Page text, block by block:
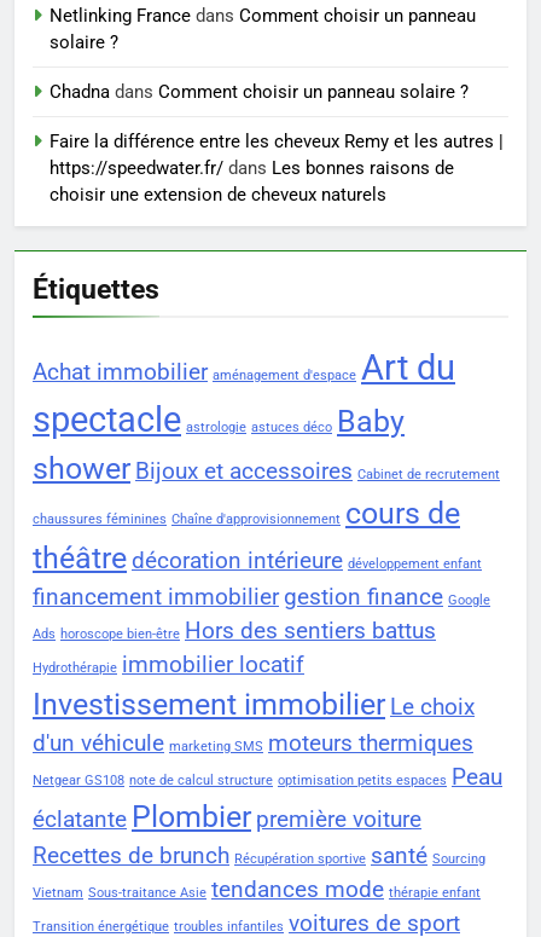
exercices
BIEN ÊTRE
8
trouver un accompagnement
sérieux à un tarif juste ?
BIEN ÊTRE
Netlinking France dans Comment choisir un panneau
solaire ?
Chadna dans Comment choisir un panneau solaire ?
Faire la différence entre les cheveux Remy et les autres |
https://speedwater.fr/ dans Les bonnes raisons de
choisir une extension de cheveux naturels
Étiquettes
Achat immobilier aménagement d'espace Art du
spectacle astrologie astuces déco Baby
shower Bijoux et accessoires Cabinet de recrutement
chaussures féminines Chaîne d'approvisionnement cours de
théâtre décoration intérieure développement enfant
financement immobilier gestion finance Google
Ads horoscope bien-être Hors des sentiers battus
Hydrothérapie immobilier locatif
Investissement immobilier Le choix
d'un véhicule marketing SMS moteurs thermiques
Netgear GS108 note de calcul structure optimisation petits espaces Peau
éclatante Plombier première voiture
Recettes de brunch Récupération sportive santé Sourcing
Vietnam Sous-traitance Asie tendances mode thérapie enfant
Transition énergétique troubles infantiles voitures de sport